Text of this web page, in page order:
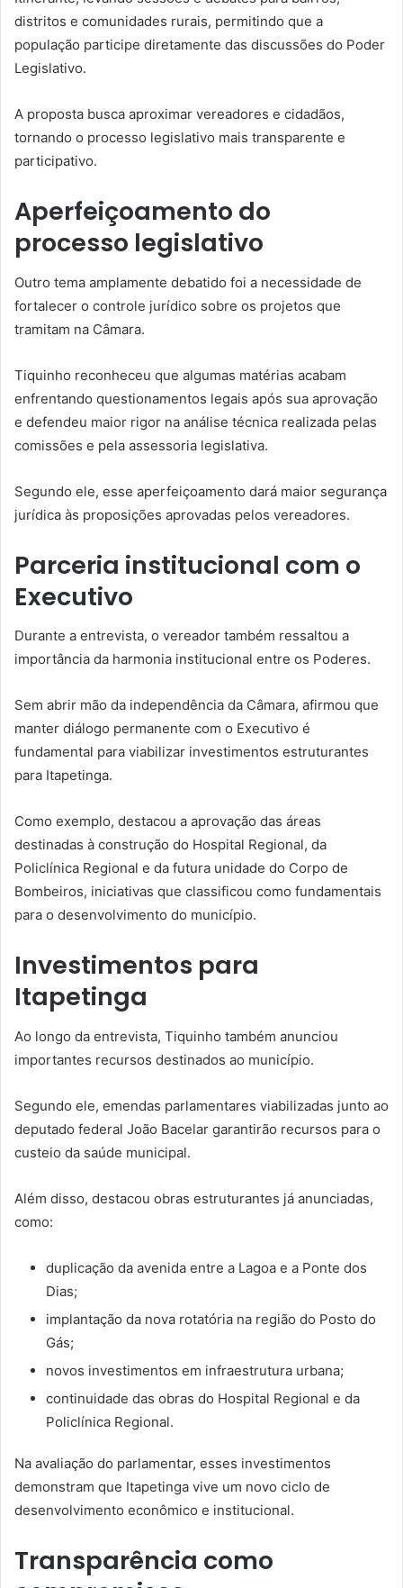
distritos e comunidades rurais, permitindo que a
população participe diretamente das discussões do Poder
Legislativo.
A proposta busca aproximar vereadores e cidadãos,
tornando o processo legislativo mais transparente e
participativo.
Aperfeiçoamento do
processo legislativo
Outro tema amplamente debatido foi a necessidade de
fortalecer o controle jurídico sobre os projetos que
tramitam na Câmara.
Tiquinho reconheceu que algumas matérias acabam
enfrentando questionamentos legais após sua aprovação
e defendeu maior rigor na análise técnica realizada pelas
comissões e pela assessoria legislativa.
Segundo ele, esse aperfeiçoamento dará maior segurança
jurídica às proposições aprovadas pelos vereadores.
Parceria institucional com o
Executivo
Durante a entrevista, o vereador também ressaltou a
importância da harmonia institucional entre os Poderes.
Sem abrir mão da independência da Câmara, afirmou que
manter diálogo permanente com o Executivo é
fundamental para viabilizar investimentos estruturantes
para Itapetinga.
Como exemplo, destacou a aprovação das áreas
destinadas à construção do Hospital Regional, da
Policlínica Regional e da futura unidade do Corpo de
Bombeiros, iniciativas que classificou como fundamentais
para o desenvolvimento do município.
Investimentos para
Itapetinga
Ao longo da entrevista, Tiquinho também anunciou
importantes recursos destinados ao município.
Segundo ele, emendas parlamentares viabilizadas junto ao
deputado federal João Bacelar garantirão recursos para o
custeio da saúde municipal.
Além disso, destacou obras estruturantes já anunciadas,
como:
duplicação da avenida entre a Lagoa e a Ponte dos
Dias;
implantação da nova rotatória na região do Posto do
Gás;
novos investimentos em infraestrutura urbana;
continuidade das obras do Hospital Regional e da
Policlínica Regional.
Na avaliação do parlamentar, esses investimentos
demonstram que Itapetinga vive um novo ciclo de
desenvolvimento econômico e institucional.
Transparência como